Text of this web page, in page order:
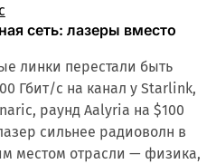
сеть: лазеры вместо
линки перестали быть
Гбит/с на канал у Starlink,
раунд Aalyria на $100
сильнее радиоволн в
местом отрасли — физика,